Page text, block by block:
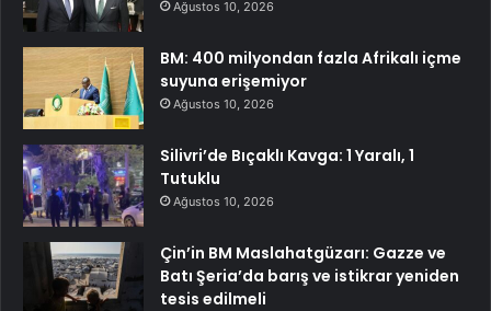
Ağustos 10, 2026
BM: 400 milyondan fazla Afrikalı içme
suyuna erişemiyor
Ağustos 10, 2026
Silivri’de Bıçaklı Kavga: 1 Yaralı, 1
Tutuklu
Ağustos 10, 2026
Çin’in BM Maslahatgüzarı: Gazze ve
Batı Şeria’da barış ve istikrar yeniden
tesis edilmeli